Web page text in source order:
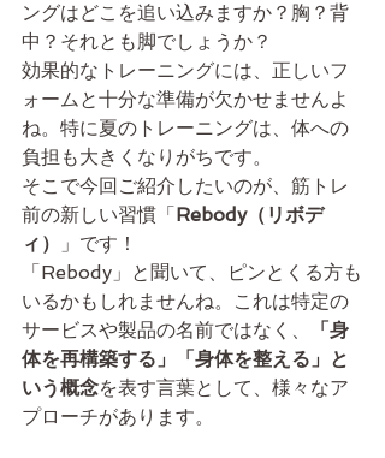
ングはどこを追い込みますか？胸？背
中？それとも脚でしょうか？
効果的なトレーニングには、正しいフ
ォームと十分な準備が欠かせませんよ
ね。特に夏のトレーニングは、体への
負担も大きくなりがちです。
そこで今回ご紹介したいのが、筋トレ
前の新しい習慣「Rebody（リボデ
ィ）
」です！
「Rebody」と聞いて、ピンとくる方も
いるかもしれませんね。これは特定の
サービスや製品の名前ではなく、
「身
体を再構築する」「身体を整える」と
いう概念を表す言葉として、様々なア
プローチがあります。